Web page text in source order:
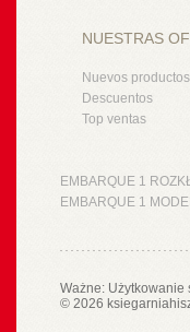
NUESTRAS
Nuevos productos
Descuentos
Top ventas
EMBARQUE 1
EMBARQUE 1
Ważne:
© 2026